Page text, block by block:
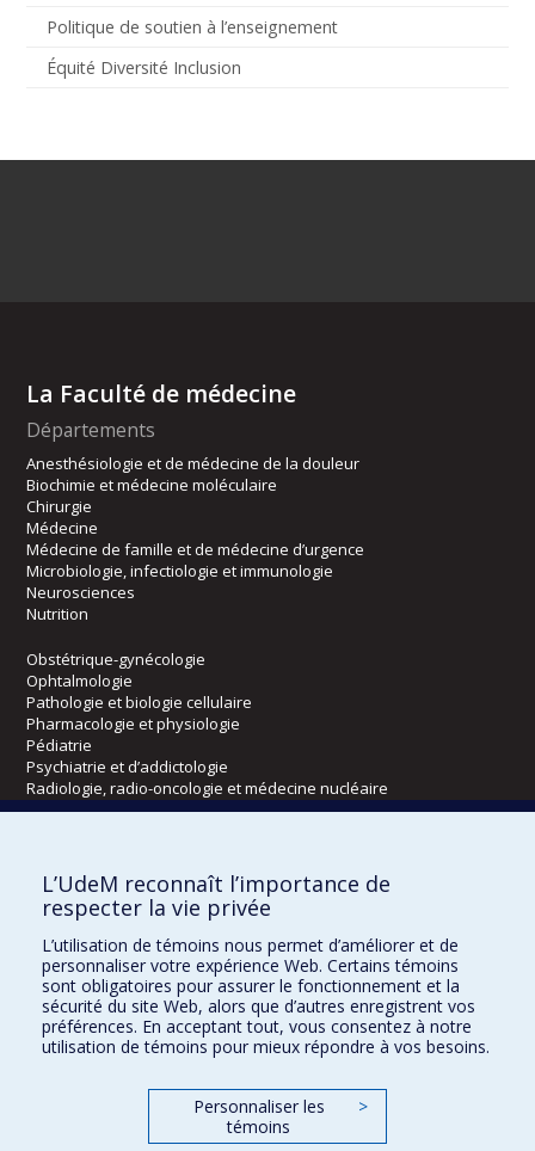
Politique de soutien à l’enseignement
Équité Diversité Inclusion
La Faculté de médecine
Départements
Anesthésiologie et de médecine de la douleur
Biochimie et médecine moléculaire
Chirurgie
Médecine
Médecine de famille et de médecine d’urgence
Microbiologie, infectiologie et immunologie
Neurosciences
Nutrition
Obstétrique-gynécologie
Ophtalmologie
Pathologie et biologie cellulaire
Pharmacologie et physiologie
Pédiatrie
Psychiatrie et d’addictologie
Radiologie, radio-oncologie et médecine nucléaire
Écoles
Kinésiologie et des sciences de l’activité physique
Orthophonie et audiologie
Réadaptation
Directions
DPC
CPASS
L’UdeM reconnaît l’importance de
respecter la vie privée
L’utilisation de témoins nous permet d’améliorer et de
personnaliser votre expérience Web. Certains témoins
sont obligatoires pour assurer le fonctionnement et la
sécurité du site Web, alors que d’autres enregistrent vos
préférences. En acceptant tout, vous consentez à notre
utilisation de témoins pour mieux répondre à vos besoins.
Personnaliser les
témoins
>